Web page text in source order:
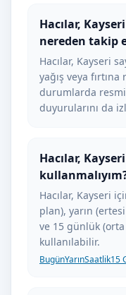
Hacılar,
nereden takip
Hacılar, Kayseri
yağış veya fırtına
durumlarda
duyurularını da
Hacılar,
Hacılar, Kayseri
plan), yarın
ve 15 günlük
kullanılabilir.
BugünYarınSaatlik15